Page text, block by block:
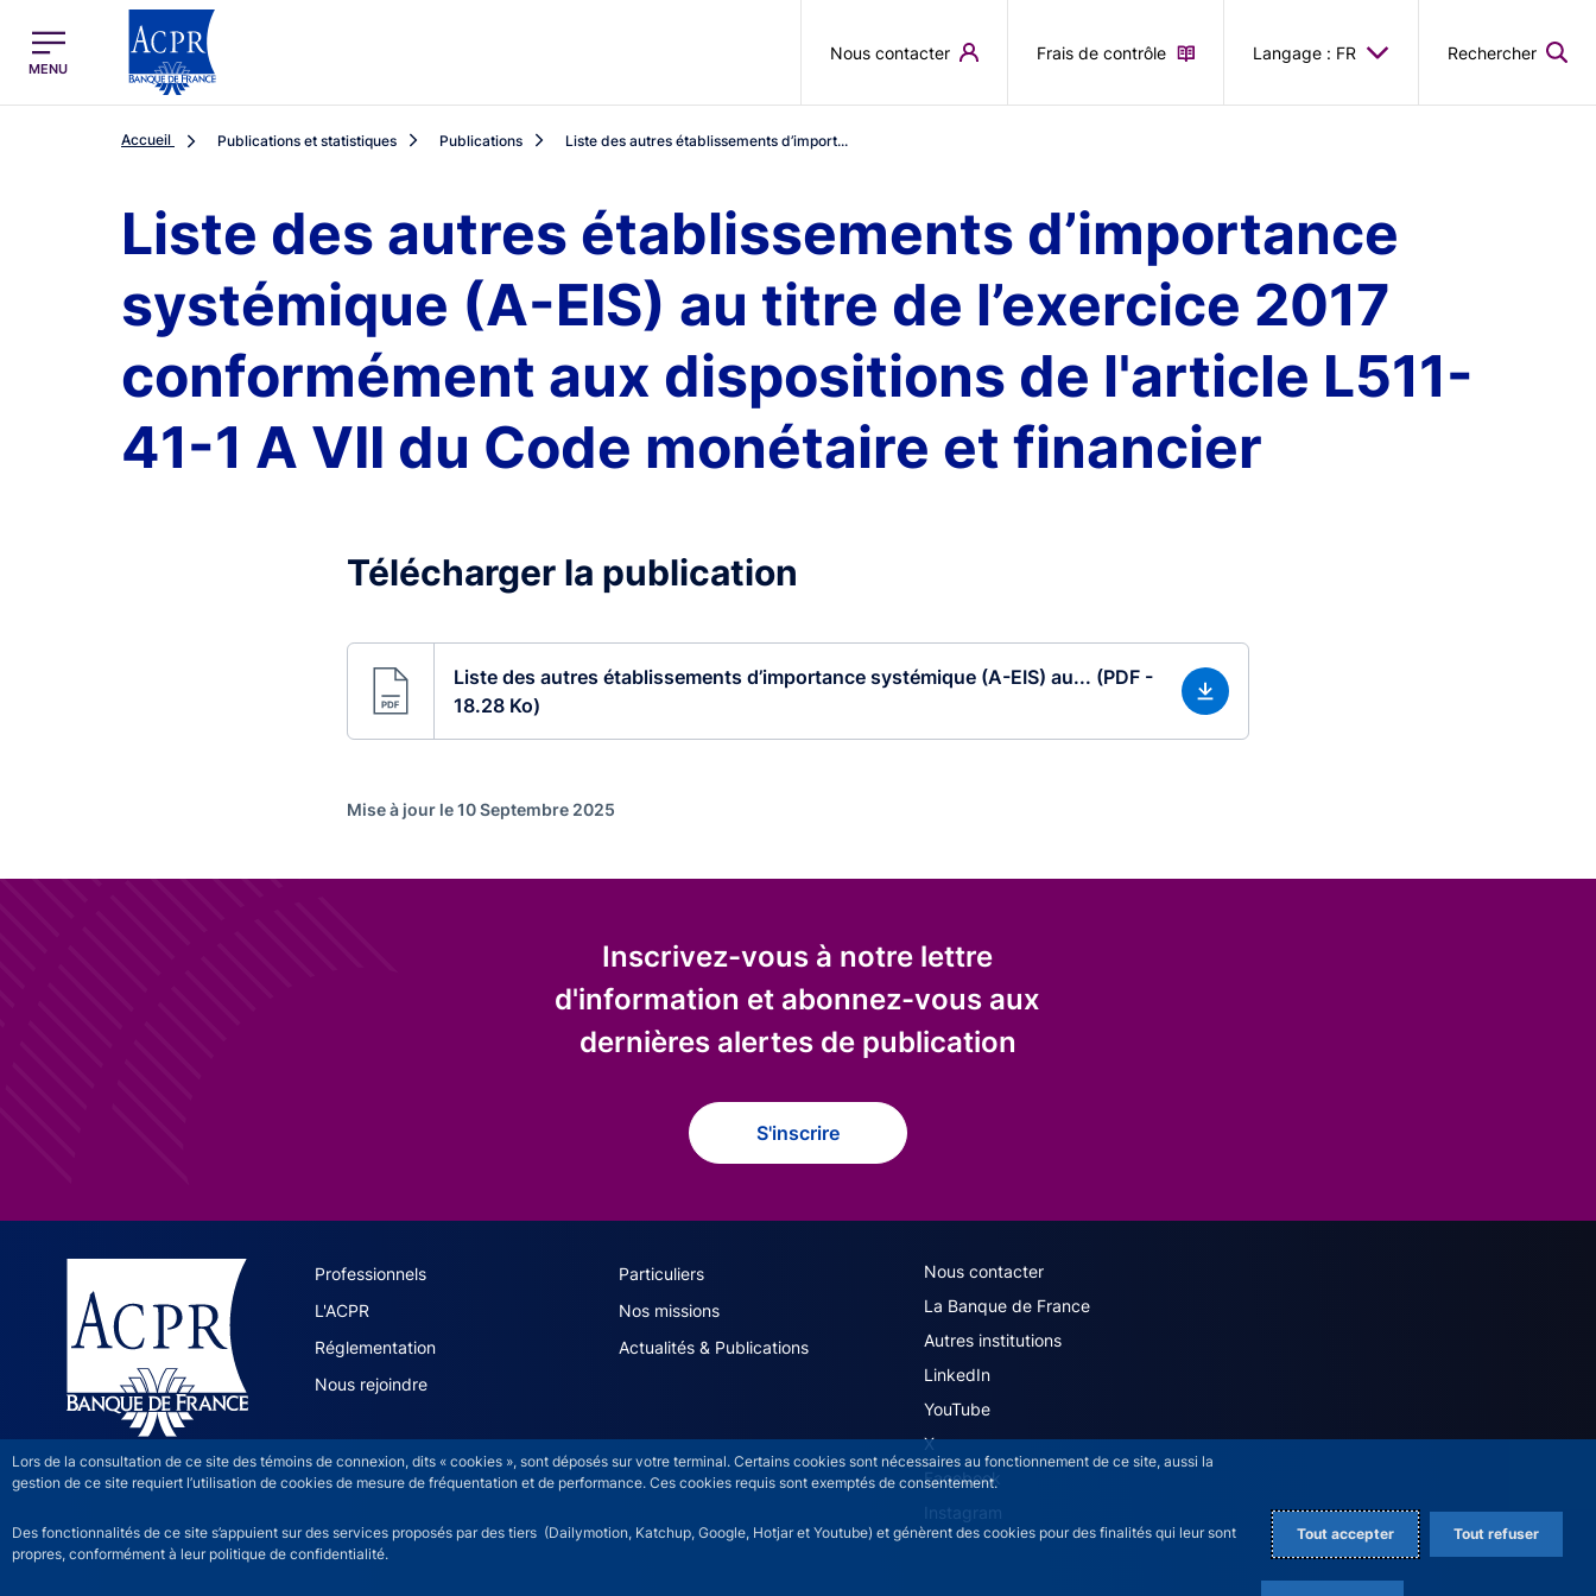
Lors de la consultation de ce site des témoins de connexion, dits « cookies », sont déposés sur votre terminal. Certains cookies sont nécessaires au fonctionnement de ce site, aussi la
gestion de ce site requiert l’utilisation de cookies de mesure de fréquentation et de performance. Ces cookies requis sont exemptés de consentement.
Des fonctionnalités de ce site s’appuient sur des services proposés par des tiers (Dailymotion, Katchup, Google, Hotjar et Youtube) et génèrent des cookies pour des finalités qui leur sont
propres, conformément à leur politique de confidentialité.
Tout accepter Tout refuser
ACPR Menu Principal (French)
MENU
Nous contacter Frais de contrôle Langage : FR Rechercher
Accueil Publications et statistiques Publications Liste des autres établissements d’import...
Liste des autres établissements d’importance
systémique (A-EIS) au titre de l’exercice 2017
conformément aux dispositions de l'article L511-
41-1 A VII du Code monétaire et financier
Télécharger la publication
Liste des autres établissements d’importance systémique (A-EIS) au... (PDF -
18.28 Ko)
Mise à jour le 10 Septembre 2025
Inscrivez-vous à notre lettre
d'information et abonnez-vous aux
dernières alertes de publication
S'inscrire
ACPR site navigation (French)
Professionnels
Particuliers
L'ACPR
Nos missions
Réglementation
Actualités & Publications
Nous rejoindre
ACPR footer secondary menu (French)
Nous contacter
La Banque de France
Autres institutions
LinkedIn
YouTube
X
Facebook
Instagram